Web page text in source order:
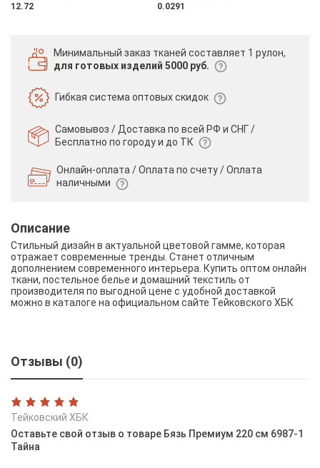
12.72
0.0291
Минимальный заказ тканей составляет 1 рулон,
для готовых изделий 5000 руб.
Гибкая системаоптовых скидок
Самовывоз / Доставка по всей РФ и СНГ /
Бесплатно по городу и до ТК
Онлайн-оплата / Оплата по счету /Оплата
наличными
Описание
Стильный дизайн в актуальной цветовой гамме, которая
отражает современные тренды. Станет отличным
дополнением современного интерьера. Купить оптом онлайн
ткани, постельное белье и домашний текстиль от
производителя по выгодной цене с удобной доставкой
можно в каталоге на официальном сайте Тейковского ХБК
Отзывы (0)
Тейковский ХБК
Оставьте свой отзыв о товаре Бязь Премиум 220 см 6987-1
Тайна